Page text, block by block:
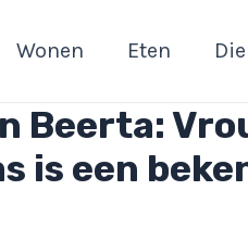
Wonen Eten
Beerta:
is een